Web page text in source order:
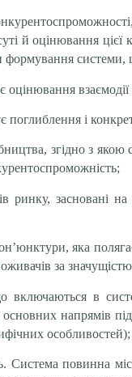
й оцінювання цієї
формування
оцінювання
поглиблення і
згідно з
ринку, засновані
кон’юнктури, яка
за
включаються в
основних напрямів
особливостей);
Система повинна